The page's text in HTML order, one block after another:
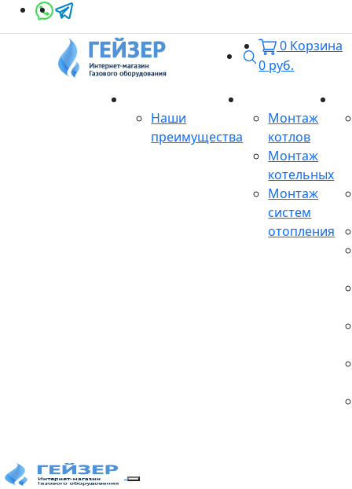
Поиск
0 Корзина
0 руб.
Наши
преимущества
Монтаж
котлов
Монтаж
котельных
Монтаж
систем
отопления